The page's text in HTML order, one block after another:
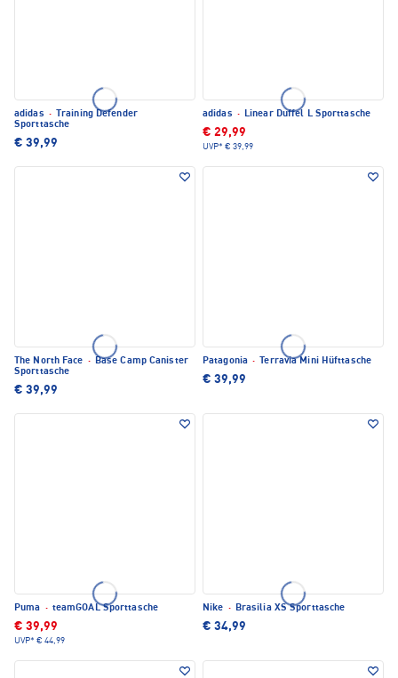
adidas ·
Training Defender
Sporttasche
€ 39,99
adidas · Linear Duffel L Sporttasche
€ 29,99
UVP* € 39,99
The North Face · Base Camp Canister
Sporttasche
€ 39,99
Patagonia · Terravia Mini Hüfttasche
€ 39,99
Puma · teamGOAL Sporttasche
€ 39,99
UVP* € 44,99
Nike · Brasilia XS Sporttasche
€ 34,99